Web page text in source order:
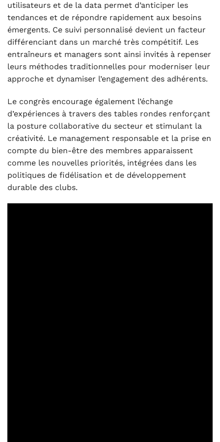
utilisateurs et de la data permet d’anticiper les
tendances et de répondre rapidement aux besoins
émergents. Ce suivi personnalisé devient un facteur
différenciant dans un marché très compétitif. Les
entraîneurs et managers sont ainsi invités à repenser
leurs méthodes traditionnelles pour moderniser leur
approche et dynamiser l’engagement des adhérents.
Le congrès encourage également l’échange
d’expériences à travers des tables rondes renforçant
la posture collaborative du secteur et stimulant la
créativité. Le management responsable et la prise en
compte du bien-être des membres apparaissent
comme les nouvelles priorités, intégrées dans les
politiques de fidélisation et de développement
durable des clubs.